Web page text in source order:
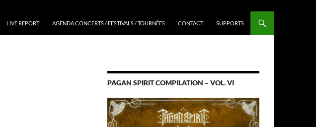
LIVE REPORT AGENDA CONCERTS / FESTIVALS / TOURNÉES CONTACT SUPPORTS
PAGAN SPIRIT COMPILATION – VOL. VI